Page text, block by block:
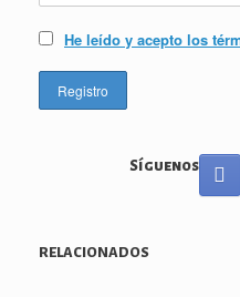
He leído y acepto los
Síguenos
RELACIONADOS